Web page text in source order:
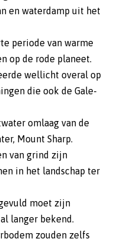
en waterdamp uit het
periode van warme
op de rode planeet.
wellicht overal op
die ook de Gale-
omlaag van de
Mount Sharp.
van grind zijn
in het landschap ter
moet zijn
langer bekend.
zouden zelfs